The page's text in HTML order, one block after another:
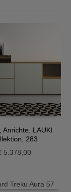
Anrichte, LAUKI
283
5.378,00